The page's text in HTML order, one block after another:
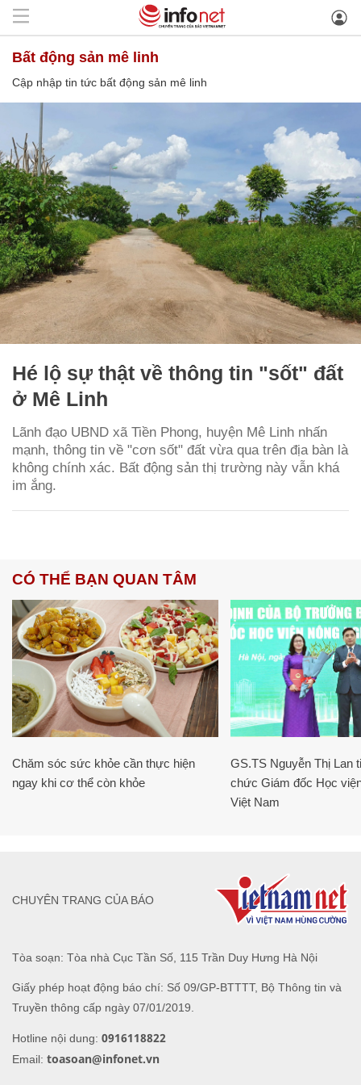
bất động sản mê linh
Cập nhập tin tức bất động sản mê linh
Hé lộ sự thật về thông tin "sốt" đất
ở Mê Linh
Lãnh đạo UBND xã Tiền Phong, huyện Mê Linh nhấn
mạnh, thông tin về "cơn sốt" đất vừa qua trên địa bàn là
không chính xác. Bất động sản thị trường này vẫn khá
im ắng.
CÓ THỂ BẠN QUAN TÂM
Chăm sóc sức khỏe cần thực hiện
ngay khi cơ thể còn khỏe
GS.TS Nguyễn Thị Lan
chức Giám đốc Học
Việt Nam
Tòa soạn: Tòa nhà Cục Tần Số, 115 Trần Duy Hưng Hà Nội
Giấy phép hoạt động báo chí: Số 09/GP-BTTTT, Bộ Thông tin và
Truyền thông cấp ngày 07/01/2019.
Hotline nội dung: 0916118822
Email: toasoan@infonet.vn
CHUYÊN TRANG CỦA BÁO